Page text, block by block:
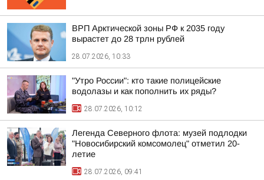
ВРП Арктической зоны РФ к 2035 году
вырастет до 28 трлн рублей
28.07.2026, 10:33
"Утро России": кто такие полицейские
водолазы и как пополнить их ряды?
28.07.2026, 10:12
Легенда Северного флота: музей подлодки
"Новосибирский комсомолец" отметил 20-
летие
28.07.2026, 09:41